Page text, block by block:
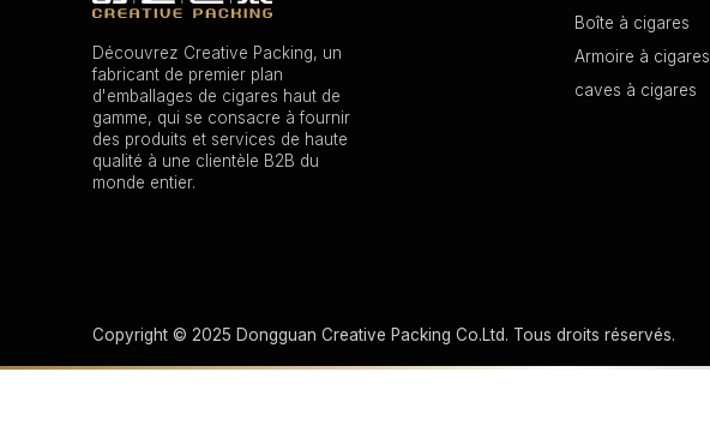
Découvrez Creative Packing, un
fabricant de premier plan
d'emballages de cigares haut de
gamme, qui se consacre à fournir
des produits et services de haute
qualité à une clientèle B2B du
monde entier.
Boîte à cigares
Armoire à cigares
caves à cigares
Copyright © 2025 Dongguan Creative Packing Co.Ltd. Tous droits réservés.